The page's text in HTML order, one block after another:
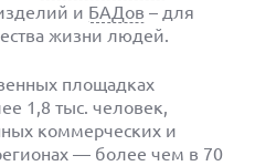
и БАДов – для
жизни людей.
площадках
1,8 тыс. человек,
коммерческих и
— более чем в 70